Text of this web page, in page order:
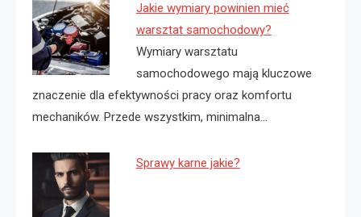
Jakie wymiary powinien mieć
warsztat samochodowy?
Wymiary warsztatu
samochodowego mają kluczowe
znaczenie dla efektywności pracy oraz komfortu
mechaników. Przede wszystkim, minimalna…
Sprawy karne jakie?